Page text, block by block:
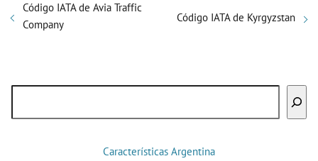
Código IATA de Avia Traffic
Company
Código IATA de Kyrgyzstan
Características Argentina